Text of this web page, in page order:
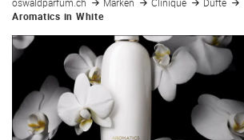
Aromatics in White